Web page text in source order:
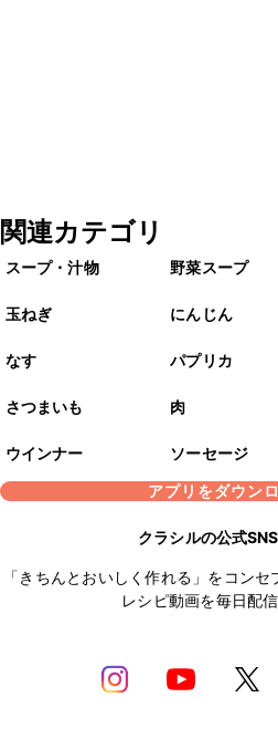
関連カテゴリ
スープ・汁物 野菜スープ
玉ねぎ にんじん
なす パプリカ
さつまいも 肉
ウインナー
ソーセージ
アプリをダウン
クラシルの公式
「きちんとおいしく作れる」をコン
レシピ動画を毎日配